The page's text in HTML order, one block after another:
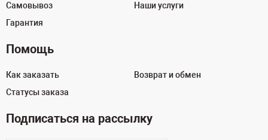
Самовывоз
Гарантия
Наши услуги
Помощь
Как заказать
Статусы заказа
Возврат и обмен
Подписаться на рассылку